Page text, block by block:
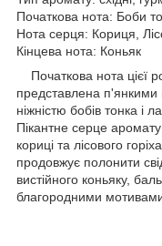
Початкова нота: Боби
Нота серця: Кориця,
Кінцева нота: Коньяк
Початкова нота цієї
представлена п'янкими
ніжністю бобів тонка і
Пікантне серце
кориці та лісового
продовжує полонити
вистійного коньяку,
благородними